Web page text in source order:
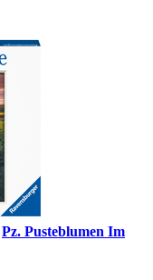
Pz. Pusteblumen Im